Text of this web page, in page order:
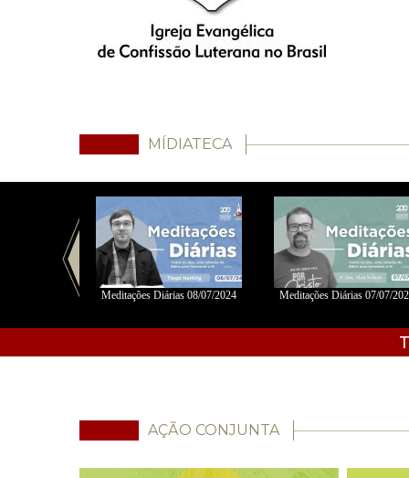
MÍDIATECA
Meditações Diárias 08/07/2024 Meditações Diárias 07/07/
AÇÃO CONJUNTA